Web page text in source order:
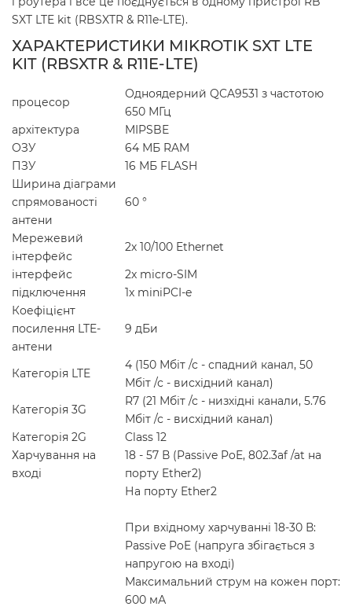
SXT LTE kit (RBSXTR & R11e-LTE).
ХАРАКТЕРИСТИКИ MIKROTIK SXT LTE
KIT (RBSXTR & R11E-LTE)
процесор
Одноядерний QCA9531 з частотою
650 МГц
архітектура
MIPSBE
ОЗУ
64 МБ RAM
ПЗУ
16 МБ FLASH
Ширина діаграми
спрямованості
антени
60 °
Мережевий
інтерфейс
2х 10/100 Ethernet
інтерфейс
підключення
2x micro-SIM
1x miniPCI-e
Коефіцієнт
посилення LTE-
антени
9 дБи
Категорія LTE
4 (150 Мбіт /с - спадний канал, 50
Мбіт /с - висхідний канал)
Категорія 3G
R7 (21 Мбіт /с - низхідні канали, 5.76
Мбіт /с - висхідний канал)
Категорія 2G
Class 12
Харчування на
вході
18 - 57 В (Passive PoE, 802.3af /at на
порту Ether2)
На порту Ether2
При вхідному харчуванні 18-30 В:
Passive PoE (напруга збігається з
напругою на вході)
Максимальний струм на кожен порт:
600 мА